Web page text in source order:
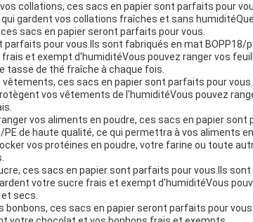
collations, ces sacs en papier sont parfaits pour
gardent vos collations fraîches et sans
sacs en papier seront parfaits pour vous.
pour vous.Ils sont fabriqués en mat BOPP18/
et exempt d'humiditéVous pouvez ranger vos
tasse de thé fraîche à chaque fois.
vêtements, ces sacs en papier sont parfaits pour
vos vêtements de l'humiditéVous pouvez
vos aliments en poudre, ces sacs en papier sont
de haute qualité, ce qui permettra à vos aliments
vos protéines en poudre, votre farine ou toute
ces sacs en papier sont parfaits pour vous.Ils sont
votre sucre frais et exempt d'humiditéVous
secs.
bonbons, ces sacs en papier seront parfaits pour